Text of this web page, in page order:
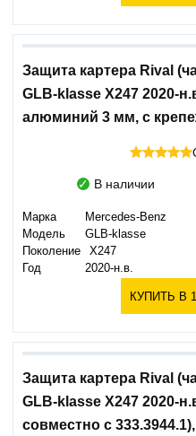
Защита картера Rival
GLB-klasse X247 2020-
алюминий 3 мм, с
В наличии
Марка
Mercedes-Benz
Модель
GLB-klasse
Поколение
X247
Год
2020-н.в.
КУПИТЬ В
Защита картера Rival
GLB-klasse X247 2020-
совместно с